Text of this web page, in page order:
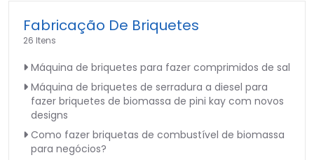
Fabricação De Briquetes
26 Itens
Máquina de briquetes para fazer comprimidos de sal
Máquina de briquetes de serradura a diesel para
fazer briquetes de biomassa de pini kay com novos
designs
Como fazer briquetas de combustível de biomassa
para negócios?